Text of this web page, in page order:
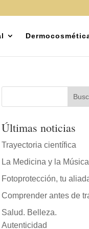
Últimas noticias
Trayectoria científica
La Medicina y la Música
Fotoprotección, tu
Comprender antes de
Salud. Belleza.
Autenticidad